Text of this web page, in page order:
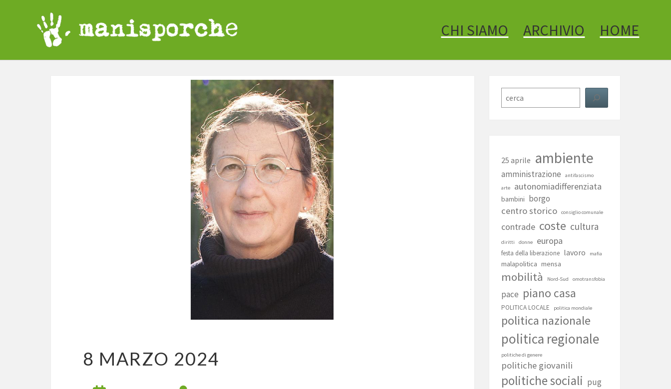
CHI SIAMO ARCHIVIO HOME
8 MARZO 2024
25 aprile ambiente
amministrazione
antifascismo
arte
autonomiadifferenziata
bambini borgo
centro storico consiglio comunale
contrade coste cultura
diritti donne europa
festa della liberazione lavoro mafia
malapolitica mensa
mobilità Nord-Sud omotransfobia
pace piano casa
POLITICA LOCALE politica mondiale
politica nazionale
politica regionale
politiche di genere
politiche giovanili
politiche sociali pug